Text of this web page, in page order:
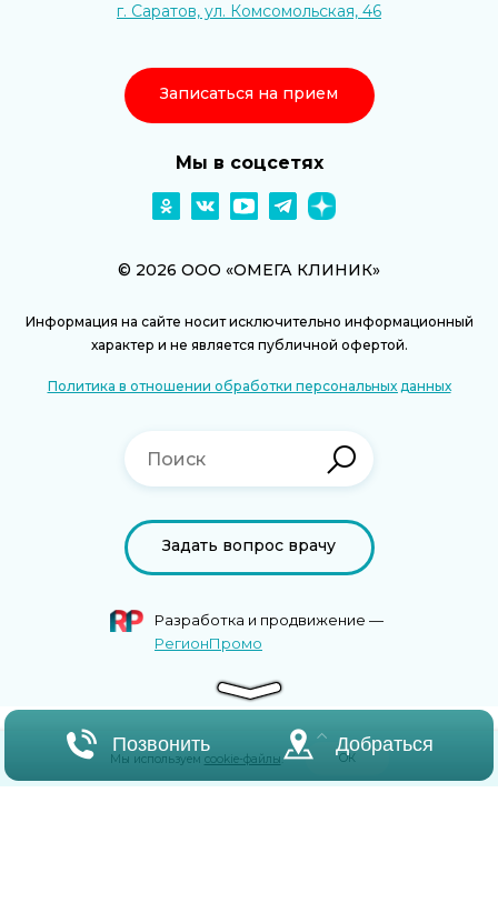
© 2026 ООО «ОМЕГА КЛИНИК»
Информация на сайте носит исключительно информационный
характер и не является публичной офертой.
Политика в отношении обработки персональных данных
г. Саратов, ул. Комсомольская, 46
Записаться на прием
Мы в соцсетях
Задать вопрос врачу
Разработка и продвижение —
РегионПромо
ОК
Мы используем cookie-файлы
Позвонить Добраться